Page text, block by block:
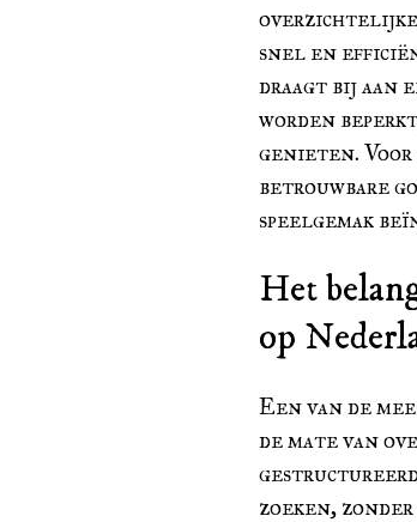
snel en
draagt bij aan
worden
genieten.
betrouwbare
speelgemak
Het
op
Een van de
de mate van
zoeken,